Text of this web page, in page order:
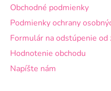
Obchodné podmienky
Podmienky ochrany
Formulár na odstúpenie od
Hodnotenie obchodu
Napíšte nám